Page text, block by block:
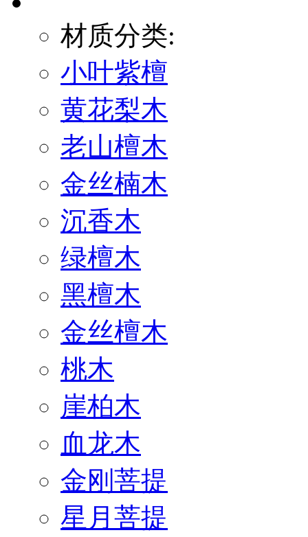
材质分类:
小叶紫檀
黄花梨木
老山檀木
金丝楠木
沉香木
绿檀木
黑檀木
金丝檀木
桃木
崖柏木
血龙木
金刚菩提
星月菩提